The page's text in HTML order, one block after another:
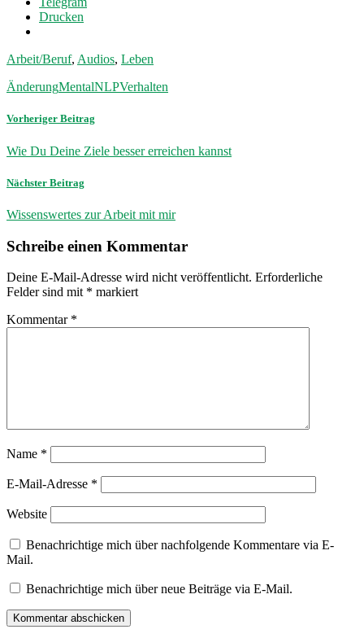
Drucken
Arbeit/Beruf, Audios, Leben
ÄnderungMentalNLPVerhalten
Vorheriger Beitrag
Wie Du Deine Ziele besser erreichen kannst
Nächster Beitrag
Wissenswertes zur Arbeit mit mir
Schreibe einen Kommentar
Deine E-Mail-Adresse wird nicht veröffentlicht. Erforderliche
Felder sind mit * markiert
Kommentar *
Name *
E-Mail-Adresse *
Website
Benachrichtige mich über nachfolgende Kommentare via E-
Mail.
Benachrichtige mich über neue Beiträge via E-Mail.